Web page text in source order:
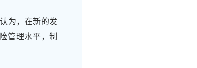
为，在新的发
管理水平，制